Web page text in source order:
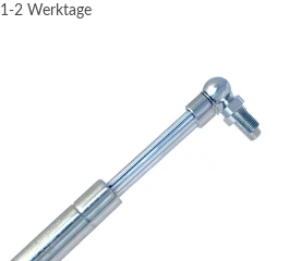
1-2 Werktage